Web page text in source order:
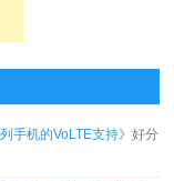
手机的VoLTE支持》好分